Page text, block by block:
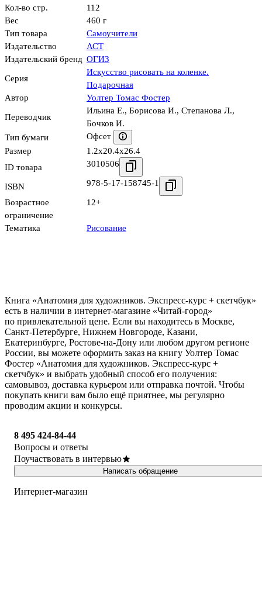
Кол-во стр.
112
Вес
460 г
Тип товара
Самоучители
Издательство
АСТ
Издательский бренд ОГИЗ
Серия
Искусство рисовать на коленке.
Подарочная
Автор
Уолтер Томас Фостер
Переводчик
Ильина Е., Борисова И., Степанова Л.,
Бочков И.
Тип бумаги
Офсет
Размер
1.2x20.4x26.4
ID товара
3010506
ISBN 978-5-17-158745-1
Возрастное
ограничение
12+
Тематика Рисование
Книга «Анатомия для художников. Экспресс-курс + скетчбук»
есть в наличии в интернет-магазине «Читай-город»
по привлекательной цене. Если вы находитесь в Москве,
Санкт-Петербурге, Нижнем Новгороде, Казани,
Екатеринбурге, Ростове-на-Дону или любом другом регионе
России, вы можете оформить заказ на книгу Уолтер Томас
Фостер «Анатомия для художников. Экспресс-курс +
скетчбук» и выбрать удобный способ его получения:
самовывоз, доставка курьером или отправка почтой. Чтобы
покупать книги вам было ещё приятнее, мы регулярно
проводим акции и конкурсы.
8 495 424-84-44
Вопросы и ответы
Поучаствовать в интервью
Написать обращение
Интернет-магазин